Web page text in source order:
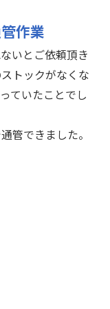
作業
いとご依頼頂き
トックがなくな
ていたことでし
管できました。